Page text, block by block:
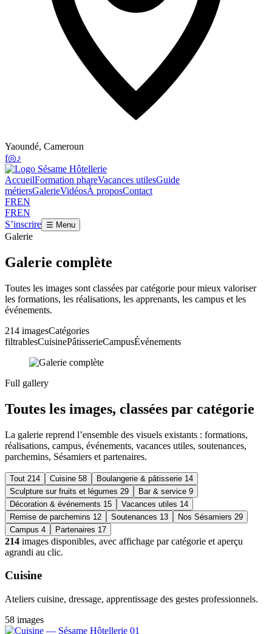
Yaoundé, Cameroun
f◎♪
AccueilFormation phareVacances utilesGuide
métiersGalerieVidéosÀ proposContact
FREN
FREN
S’inscrire ☰ Menu
Galerie
Galerie complète
Toutes les images sont classées par catégorie pour mieux valoriser
les formations, les réalisations, les apprenants, les campus et les
événements.
214 imagesCatégories
filtrablesCuisinePâtisserieCampusÉvénements
Full gallery
Toutes les images, classées par catégorie
La galerie reprend l’ensemble des visuels existants : formations,
réalisations, campus, événements, vacances utiles, soutenances,
parchemins, Sésamiers et partenaires.
Tout 214 Cuisine 58 Boulangerie & pâtisserie 14
Sculpture sur fruits et légumes 29 Bar & service 9
Décoration & événements 15 Vacances utiles 14
Remise de parchemins 12 Soutenances 13 Nos Sésamiers 29
Campus 4 Partenaires 17
214 images disponibles, avec affichage par catégorie et aperçu
agrandi au clic.
Cuisine
Ateliers cuisine, dressage, apprentissage des gestes professionnels.
58 images